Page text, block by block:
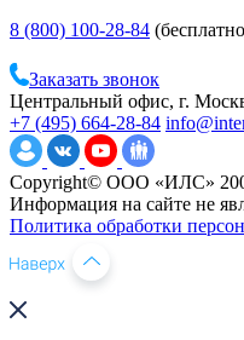
8 (800) 100-28-84
Заказать звонок
Центральный офис, г.
+7 (495) 664-28-84
Copyright© ООО «ИЛС»
Информация на сайте не
Политика обработки